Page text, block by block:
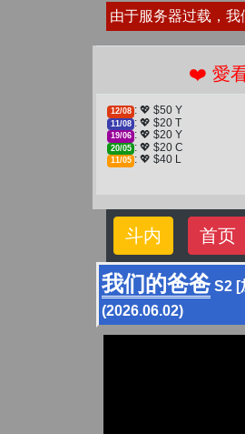
由于服务器过载，
❤️ 愛看需要您
12/08 : 💖 $50 Y
11/08 : 💖 $20 T
19/06 : 💖 $20 Y
20/05 : 💖 $20 C
11/05 : 💖 $40 L
斗内 首页
我们的爸爸 S2 [
(2026.06.02)